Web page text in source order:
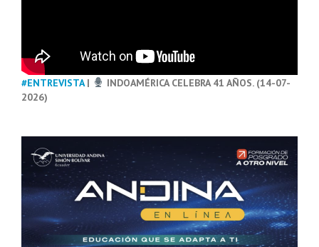
#ENTREVISTA|
INDOAMÉRICA CELEBRA 41 AÑOS. (14-07-
2026)